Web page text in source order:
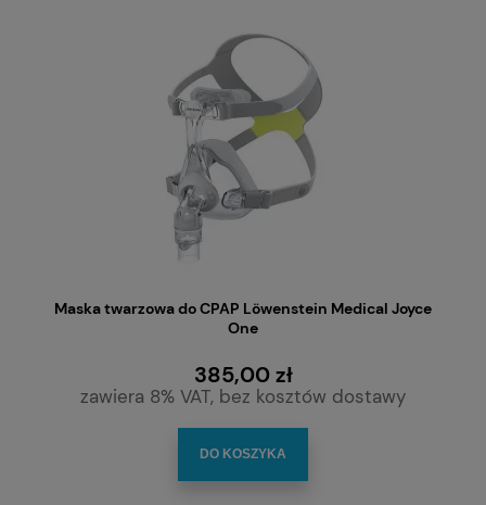
Maska twarzowa do CPAP Löwenstein Medical Joyce
One
385,00 zł
zawiera 8% VAT, bez kosztów dostawy
DO KOSZYKA